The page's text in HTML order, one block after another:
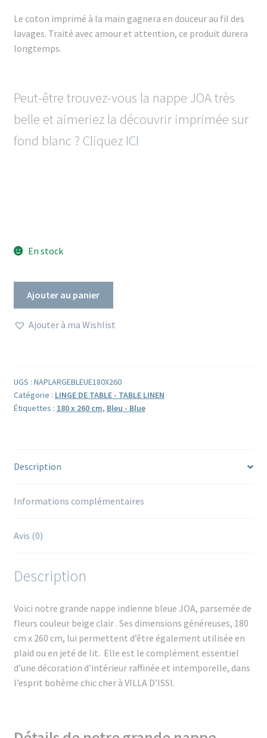
Le coton imprimé à la main gagnera en douceur au fil des
lavages. Traité avec amour et attention, ce produit durera
longtemps.
Peut-être trouvez-vous la nappe JOA très
belle et aimeriez la découvrir imprimée sur
fond blanc ? Cliquez ICI
En stock
nappe
ou
Jeté
de
Ajouter au panier
Ajouter à ma Wishlist
UGS : NAPLARGEBLEUE180X260
Catégorie : LINGE DE TABLE - TABLE LINEN
Étiquettes : 180 x 260 cm, Bleu - Blue
Description
Informations complémentaires
Avis (0)
Description
Voici notre grande nappe indienne bleue JOA, parsemée de
fleurs couleur beige clair . Ses dimensions généreuses, 180
cm x 260 cm, lui permettent d’être également utilisée en
plaid ou en jeté de lit. Elle est le complément essentiel
d’une décoration d’intérieur raffinée et intemporelle, dans
l’esprit bohème chic cher à VILLA D’ISSI.